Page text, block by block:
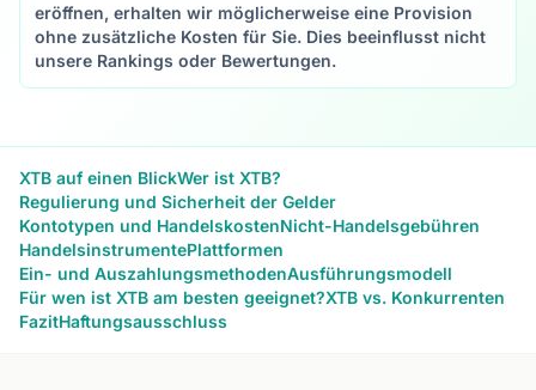
eröffnen, erhalten wir möglicherweise eine Provision
ohne zusätzliche Kosten für Sie. Dies beeinflusst nicht
unsere Rankings oder Bewertungen.
XTB auf einen BlickWer ist XTB?
Regulierung und Sicherheit der Gelder
Kontotypen und HandelskostenNicht-Handelsgebühren
HandelsinstrumentePlattformen
Ein- und AuszahlungsmethodenAusführungsmodell
Für wen ist XTB am besten geeignet?XTB vs. Konkurrenten
FazitHaftungsausschluss